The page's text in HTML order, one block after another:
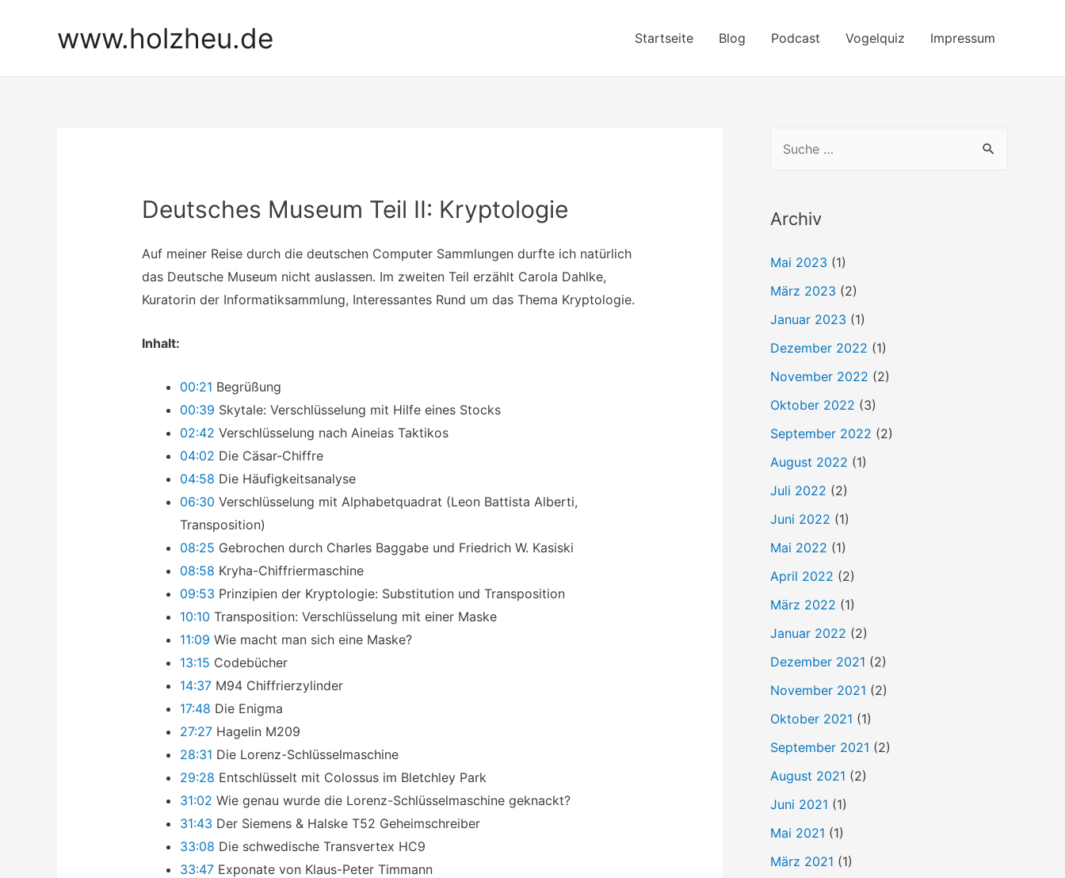
www.holzheu.de Startseite Blog Podcast Vogelquiz Impressum
Deutsches Museum Teil II: Kryptologie
Auf meiner Reise durch die deutschen Computer Sammlungendurfte ich natürlich
das Deutsche Museum nicht auslassen. Im zweitenTeil erzählt Carola Dahlke,
Kuratorin der Informatiksammlung, Interessantes Rund um das Thema Kryptologie.
Inhalt:
00:21 Begrüßung
00:39 Skytale: Verschlüsselung mit Hilfe eines Stocks
02:42 Verschlüsselung nach Aineias Taktikos
04:02 Die Cäsar-Chiffre
04:58 Die Häufigkeitsanalyse
06:30 Verschlüsselung mit Alphabetquadrat (Leon Battista Alberti,
Transposition)
08:25 Gebrochen durch Charles Baggabe und Friedrich W. Kasiski
08:58 Kryha-Chiffriermaschine
09:53 Prinzipien der Kryptologie: Substitution und Transposition
10:10 Transposition: Verschlüsselung mit einer Maske
11:09 Wie macht man sich eine Maske?
13:15 Codebücher
14:37M94 Chiffrierzylinder
17:48 Die Enigma
27:27Hagelin M209
28:31 Die Lorenz-Schlüsselmaschine
29:28 Entschlüsselt mit Colossus im Bletchley Park
31:02 Wie genau wurde die Lorenz-Schlüsselmaschine geknackt?
31:43 Der Siemens & Halske T52 Geheimschreiber
33:08 Die schwedische Transvertex HC9
33:47Exponate von Klaus-Peter Timmann
h
n
n
a
c
h
Archiv
Mai 2023 (1)
März 2023 (2)
Januar 2023 (1)
Dezember 2022 (1)
November 2022 (2)
Oktober 2022 (3)
September 2022 (2)
August 2022 (1)
Juli 2022 (2)
Juni 2022 (1)
Mai 2022 (1)
April 2022 (2)
März 2022 (1)
Januar 2022 (2)
Dezember 2021 (2)
November 2021 (2)
Oktober 2021 (1)
September 2021 (2)
August 2021 (2)
Juni 2021 (1)
Mai 2021 (1)
März 2021 (1)